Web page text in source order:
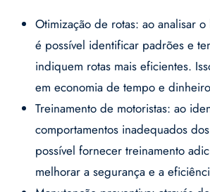
Otimização de rotas: ao analisar
é possível identificar padrões e
indiquem rotas mais eficientes.
em economia de tempo e
Treinamento de motoristas: ao
comportamentos inadequados
possível fornecer treinamento
melhorar a segurança e a